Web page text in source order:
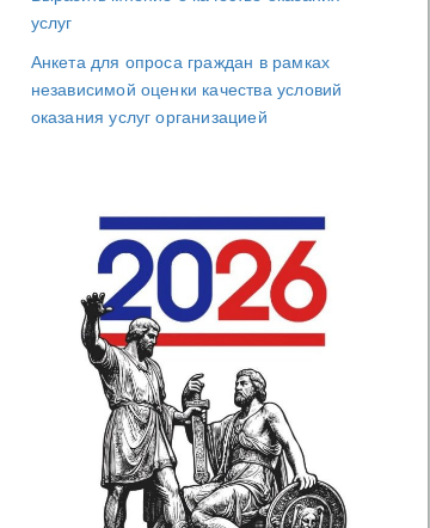
услуг
Анкета для опроса граждан в рамках
независимой оценки качества условий
оказания услуг организацией